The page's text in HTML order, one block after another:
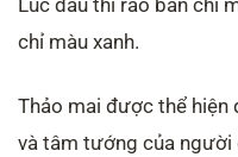
Lúc đầu thì rao bán chỉ
chỉ màu xanh.
Thảo mai được thể hiện
và tâm tướng của người